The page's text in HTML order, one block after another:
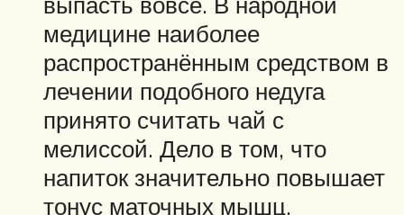
медицине наиболее
распространённым средством в
лечении подобного недуга
принято считать чай с
мелиссой. Дело в том, что
напиток значительно повышает
тонус маточных мышц.